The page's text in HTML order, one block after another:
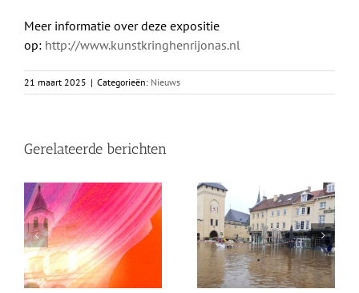
Meer informatie over deze expositie
op: http://www.kunstkringhenrijonas.nl
21 maart 2025 | Categorieën: Nieuws
Gerelateerde berichten